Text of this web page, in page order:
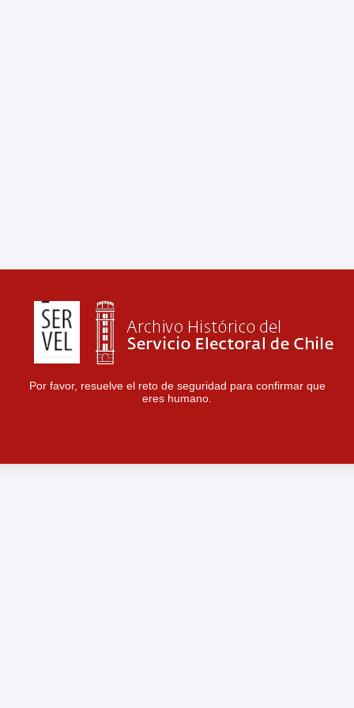
Por favor, resuelve el reto de seguridad para confirmar que
eres humano.